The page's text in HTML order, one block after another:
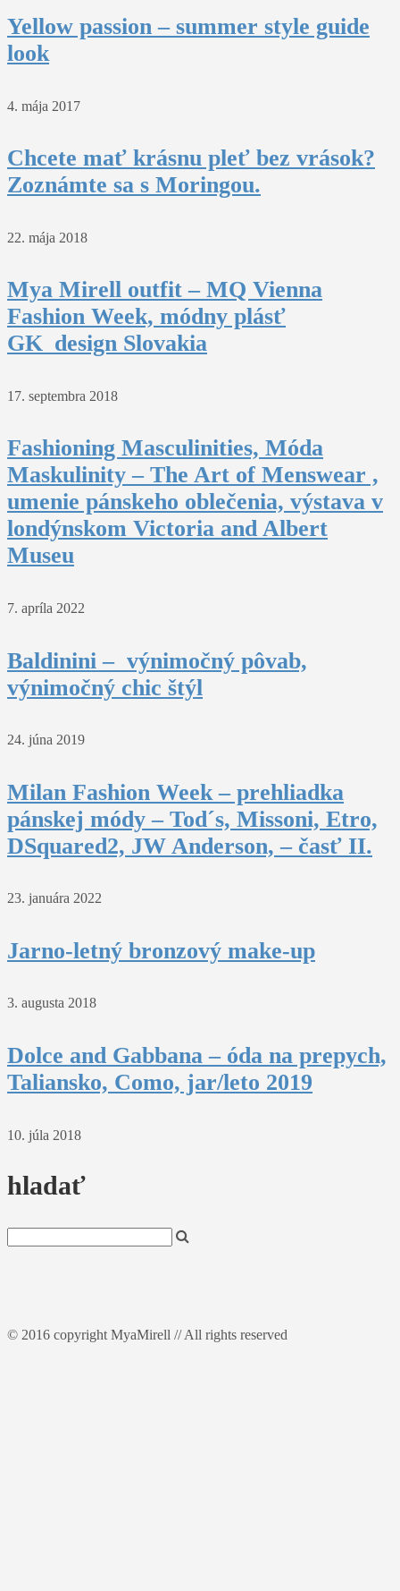
Yellow passion – summer style guide
look
4. mája 2017
Chcete mať krásnu pleť bez vrások?
Zoznámte sa s Moringou.
22. mája 2018
Mya Mirell outfit – MQ Vienna
Fashion Week, módny plásť
GK_design Slovakia
17. septembra 2018
Fashioning Masculinities, Móda
Maskulinity – The Art of Menswear ,
umenie pánskeho oblečenia, výstava v
londýnskom Victoria and Albert
Museu
7. apríla 2022
Baldinini – výnimočný pôvab,
výnimočný chic štýl
24. júna 2019
Milan Fashion Week – prehliadka
pánskej módy – Tod´s, Missoni, Etro,
DSquared2, JW Anderson, – časť II.
23. januára 2022
Jarno-letný bronzový make-up
3. augusta 2018
Dolce and Gabbana – óda na prepych,
Taliansko, Como, jar/leto 2019
10. júla 2018
hladať
© 2016 copyright MyaMirell // All rights reserved